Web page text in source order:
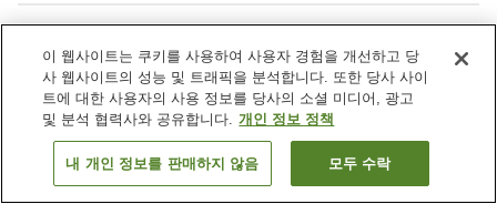
Wi-Fi
레스토랑
바
자동판매기
객실 보기
이 웹사이트는 쿠키를 사용하여 사용자 경험을 개선하고 당
사 웹사이트의 성능 및 트래픽을 분석합니다. 또한 당사 사이
트에 대한 사용자의 사용 정보를 당사의 소셜 미디어, 광고
및 분석 협력사와 공유합니다. 개인 정보 정책
내 개인 정보를 판매하지 않음 모두 수락